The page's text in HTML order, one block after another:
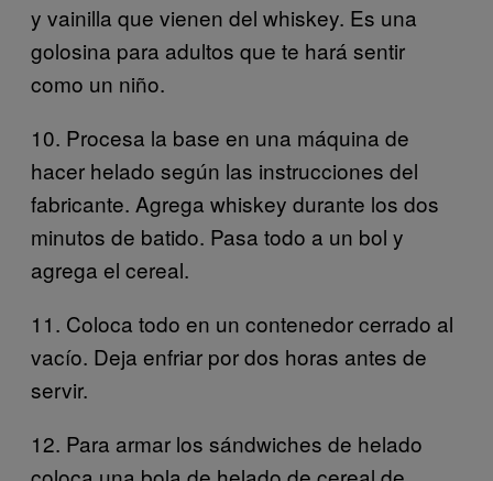
y vainilla que vienen del whiskey. Es una
golosina para adultos que te hará sentir
como un niño.
10. Procesa la base en una máquina de
hacer helado según las instrucciones del
fabricante. Agrega whiskey durante los dos
minutos de batido. Pasa todo a un bol y
agrega el cereal.
11. Coloca todo en un contenedor cerrado al
vacío. Deja enfriar por dos horas antes de
servir.
12. Para armar los sándwiches de helado